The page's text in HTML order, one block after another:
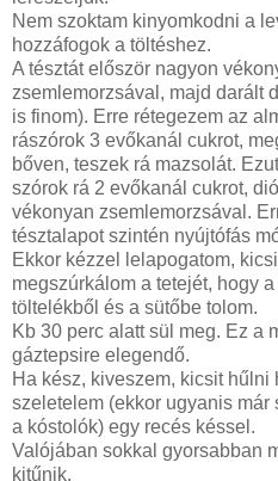
Nem szoktam kinyomkodni a
hozzáfogok a töltéshez.
A tésztát először nagyon
zsemlemorzsával, majd darált
is finom). Erre rétegezem az
rászórok 3 evőkanál cukrot,
bőven, teszek rá mazsolát.
szórok rá 2 evőkanál cukrot,
vékonyan zsemlemorzsával.
tésztalapot szintén nyújtófás
Ekkor kézzel lelapogatom,
megszúrkálom a tetejét, hogy
töltelékből és a sütőbe tolom.
Kb 30 perc alatt sül meg. Ez a
gáztepsire elegendő.
Ha kész, kiveszem, kicsit
szeletelem (ekkor ugyanis
a kóstolók) egy recés késsel.
Valójában sokkal gyorsabban
kitűnik.